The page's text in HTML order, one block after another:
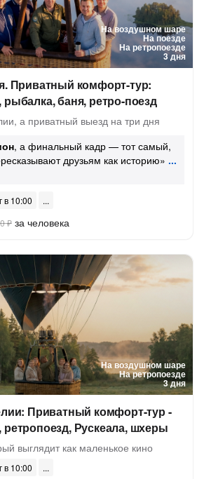
На воздушном шаре
На поезде
На ретропоезде
3 дня
Приватный комфорт-тур:
баня, ретро-поезд
а приватный выезд на три дня
, а финальный кадр — тот самый,
друзьям как историю»
в 10:00
₽ за человека
На воздушном шаре
На ретропоезде
3 дня
Приватный комфорт-тур -
Рускеала, шхеры
выглядит как маленькое кино
в 10:00